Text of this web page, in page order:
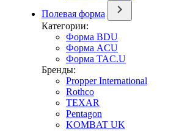
Полевая форма
Категории:
Форма BDU
Форма ACU
Форма TAC.U
Бренды:
Propper International
Rothco
TEXAR
Pentagon
KOMBAT UK